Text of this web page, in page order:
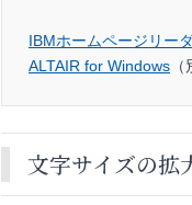
IBMホームページリー
ALTAIR for Windows
文字サイズの拡